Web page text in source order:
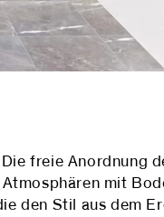
freie Anordnung
mit
den Stil aus dem